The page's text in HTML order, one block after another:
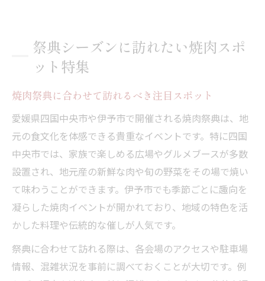
祭典シーズンに訪れたい焼肉スポ
ット特集
焼肉祭典に合わせて訪れるべき注目スポット
愛媛県四国中央市や伊予市で開催される焼肉祭典は、地
元の食文化を体感できる貴重なイベントです。特に四国
中央市では、家族で楽しめる広場やグルメブースが多数
設置され、地元産の新鮮な肉や旬の野菜をその場で焼い
て味わうことができます。伊予市でも季節ごとに趣向を
凝らした焼肉イベントが開かれており、地域の特色を活
かした料理や伝統的な催しが人気です。
祭典に合わせて訪れる際は、各会場のアクセスや駐車場
情報、混雑状況を事前に調べておくことが大切です。例